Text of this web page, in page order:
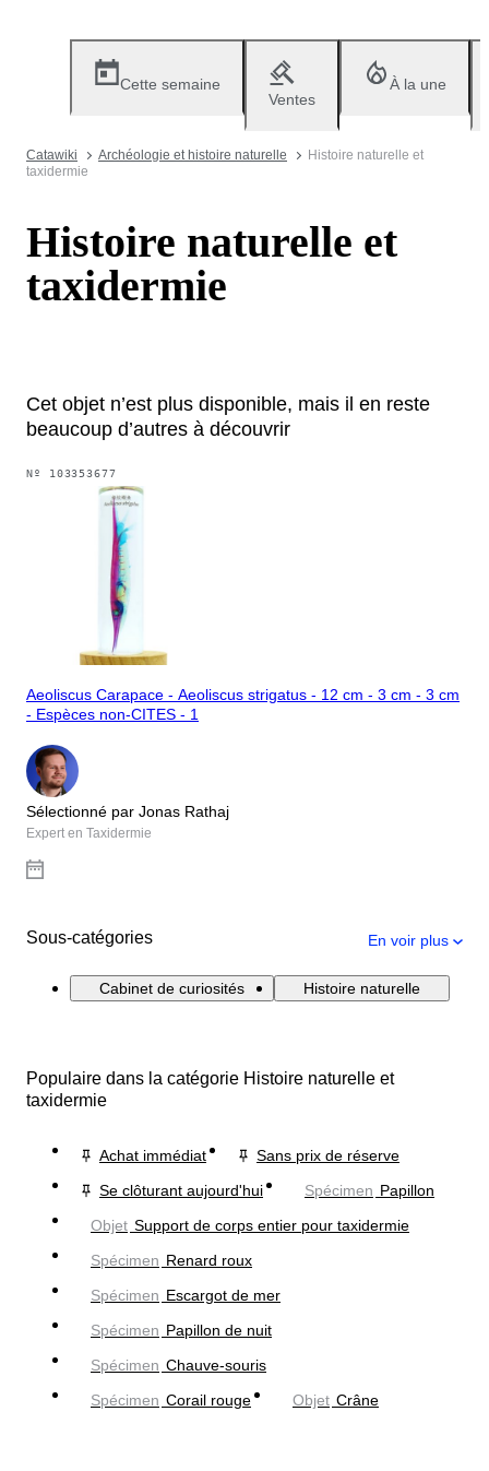
Cette semaine
Ventes
À la une
Catawiki Archéologie et histoire naturelle
Histoire naturelle et
taxidermie
Histoire naturelle et
taxidermie
Cet objet n’est plus disponible, mais il en reste
beaucoup d’autres à découvrir
Nº 103353677
Aeoliscus Carapace - Aeoliscus strigatus - 12 cm - 3 cm - 3 cm
- Espèces non-CITES - 1
Sélectionné par Jonas Rathaj
Expert en Taxidermie
Sous-catégories En voir plus
Cabinet de curiosités Histoire naturelle
Populaire dans la catégorie Histoire naturelle et
taxidermie
Achat immédiat
Sans prix de réserve
Se clôturant aujourd'hui
Spécimen Papillon
Objet Support de corps entier pour taxidermie
Spécimen Renard roux
Spécimen Escargot de mer
Spécimen Papillon de nuit
Spécimen Chauve-souris
Spécimen Corail rouge Objet Crâne